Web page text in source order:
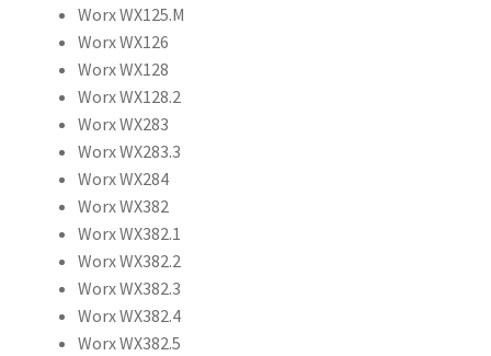
Worx WX125.M
Worx WX126
Worx WX128
Worx WX128.2
Worx WX283
Worx WX283.3
Worx WX284
Worx WX382
Worx WX382.1
Worx WX382.2
Worx WX382.3
Worx WX382.4
Worx WX382.5